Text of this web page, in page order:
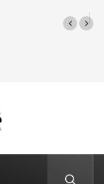
para
lo retro